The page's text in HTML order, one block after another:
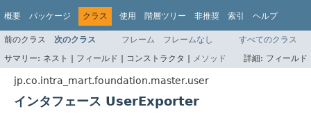
概要 パッケージ クラス 使用 階層ツリー 非推奨 索引 ヘルプ
前のクラス 次のクラス フレーム フレームなし
すべてのクラス
サマリー: ネスト | フィールド | コンストラクタ | メソッド 詳細: フィール
jp.co.intra_mart.foundation.master.user
インタフェース UserExporter